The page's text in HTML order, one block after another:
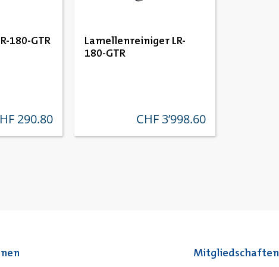
180-GTR
preis:
290.80
Lamellenreiniger LR-
180-GTR
regulärer preis:
CHF 3’998.60
Mitgliedschaften